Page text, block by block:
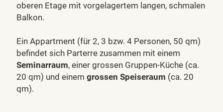
oberen Etage mit vorgelagertem langen, schmalen
Balkon.
Ein Appartment (für 2, 3 bzw. 4 Personen, 50 qm)
befindet sich Parterre zusammen mit einem
Seminarraum, einer grossen Gruppen-Küche (ca.
20 qm) und einem grossen Speiseraum (ca. 20
qm).